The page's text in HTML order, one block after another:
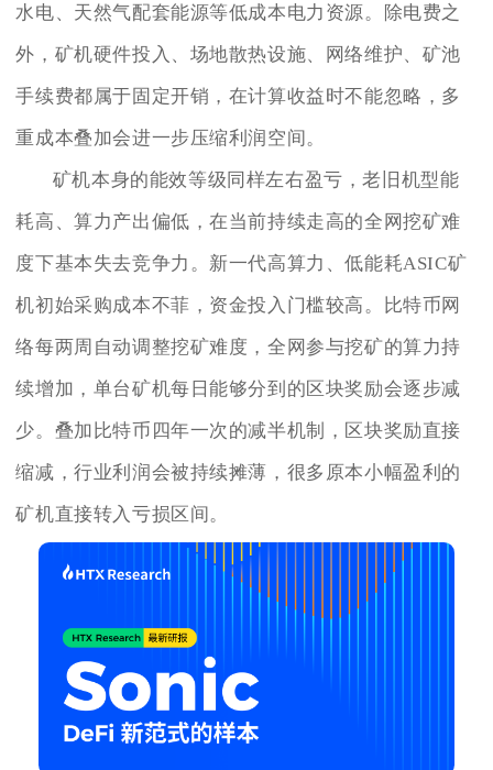
水电、天然气配套能源等低成本电力资源。除电费之
外，矿机硬件投入、场地散热设施、网络维护、矿池
手续费都属于固定开销，在计算收益时不能忽略，多
重成本叠加会进一步压缩利润空间。
矿机本身的能效等级同样左右盈亏，老旧机型能
耗高、算力产出偏低，在当前持续走高的全网挖矿难
度下基本失去竞争力。新一代高算力、低能耗ASIC矿
机初始采购成本不菲，资金投入门槛较高。比特币网
络每两周自动调整挖矿难度，全网参与挖矿的算力持
续增加，单台矿机每日能够分到的区块奖励会逐步减
少。叠加比特币四年一次的减半机制，区块奖励直接
缩减，行业利润会被持续摊薄，很多原本小幅盈利的
矿机直接转入亏损区间。